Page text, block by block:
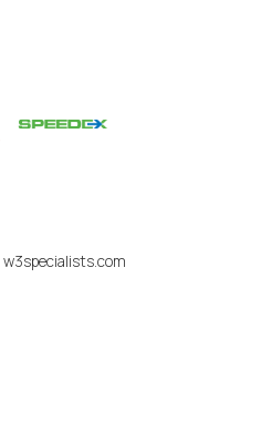
w3specialists.com